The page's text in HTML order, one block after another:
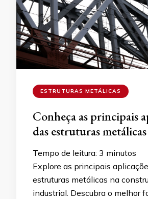
ESTRUTURAS METÁLICAS
Conheça as principais
das estruturas metálicas
Tempo de leitura: 3 minutos
Explore as principais
estruturas metálicas na
industrial. Descubra o melhor